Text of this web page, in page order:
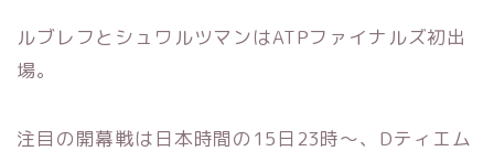
ルブレフとシュワルツマンはATPファイナルズ初出
場。
注目の開幕戦は日本時間の15日23時～、Dティエム